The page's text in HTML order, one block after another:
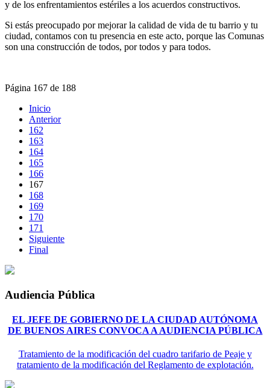
y de los enfrentamientos estériles a los acuerdos constructivos.
Si estás preocupado por mejorar la calidad de vida de tu barrio y tu
ciudad, contamos con tu presencia en este acto, porque las Comunas
son una construcción de todos, por todos y para todos.
Página 167 de 188
Inicio
Anterior
162
163
164
165
166
167
168
169
170
171
Siguiente
Final
Audiencia Pública
EL JEFE DE GOBIERNO DE LA CIUDAD AUTÓNOMA
DE BUENOS AIRES CONVOCA A AUDIENCIA PÚBLICA
Tratamiento de la modificación del cuadro tarifario de Peaje y
tratamiento de la modificación del Reglamento de explotación.